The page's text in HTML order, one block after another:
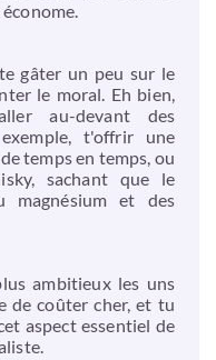
gâter un peu sur le
le moral. Eh bien,
au-devant des
t'offrir une
temps en temps, ou
sachant que le
magnésium et des
ambitieux les uns
de coûter cher, et tu
aspect essentiel de